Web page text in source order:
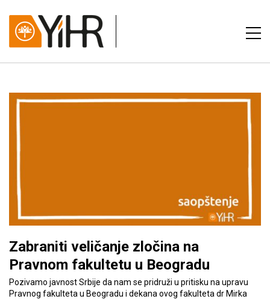
Zabraniti veličanje zločina na
Pravnom fakultetu u Beogradu
Pozivamo javnost Srbije da nam se pridruži u pritisku na upravu
Pravnog fakulteta u Beogradu i dekana ovog fakulteta dr Mirka